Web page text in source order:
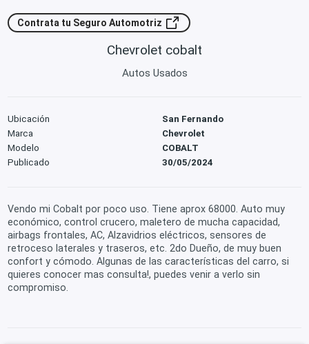
Contrata tu Seguro Automotriz
Chevrolet cobalt
Autos Usados
Ubicación
San Fernando
Marca
Chevrolet
Modelo
COBALT
Publicado
30/05/2024
Vendo mi Cobalt por poco uso. Tiene aprox 68000. Auto muy
económico, control crucero, maletero de mucha capacidad,
airbags frontales, AC, Alzavidrios eléctricos, sensores de
retroceso laterales y traseros, etc. 2do Dueño, de muy buen
confort y cómodo. Algunas de las características del carro, si
quieres conocer mas consulta!, puedes venir a verlo sin
compromiso.